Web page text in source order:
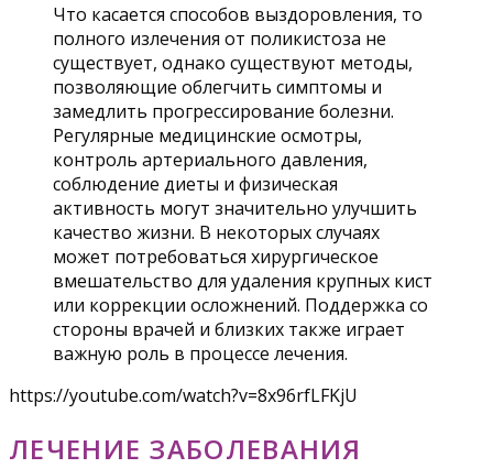
Что касается способов выздоровления, то
полного излечения от поликистоза не
существует, однако существуют методы,
позволяющие облегчить симптомы и
замедлить прогрессирование болезни.
Регулярные медицинские осмотры,
контроль артериального давления,
соблюдение диеты и физическая
активность могут значительно улучшить
качество жизни. В некоторых случаях
может потребоваться хирургическое
вмешательство для удаления крупных кист
или коррекции осложнений. Поддержка со
стороны врачей и близких также играет
важную роль в процессе лечения.
https://youtube.com/watch?v=8x96rfLFKjU
ЛЕЧЕНИЕ ЗАБОЛЕВАНИЯ